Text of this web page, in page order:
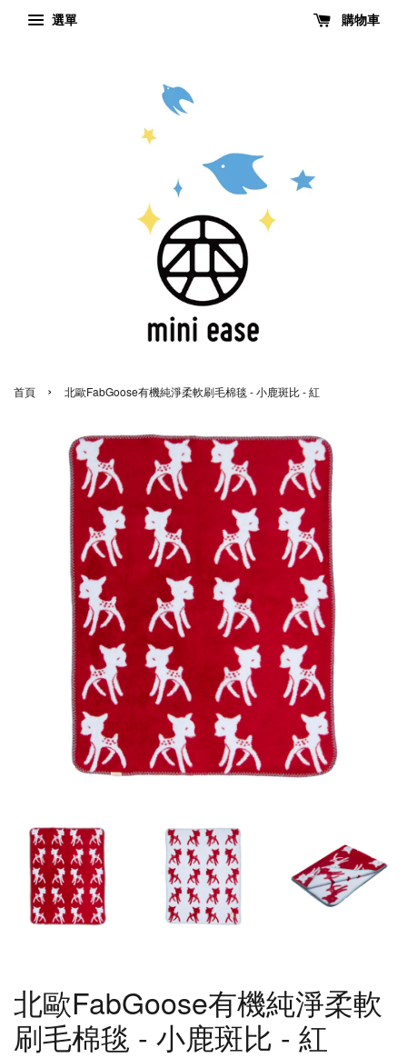
選單 購物車
首頁 › 北歐FabGoose有機純淨柔軟刷毛棉毯 - 小鹿斑比 - 紅
北歐FabGoose有機純淨柔軟
刷毛棉毯 - 小鹿斑比 - 紅